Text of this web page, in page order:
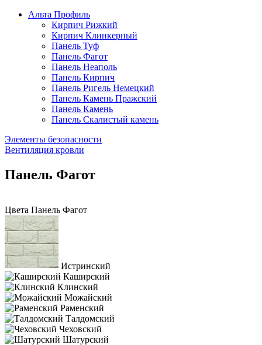
Альта Профиль
Кирпич Рижкий
Кирпич Клинкерный
Панель Туф
Панель Фагот
Панель Неаполь
Панель Кирпич
Панель Ригель Немецкий
Панель Камень Пражский
Панель Камень
Панель Скалистый камень
Элементы безопасности
Вентиляция кровли
Панель Фагот
Цвета Панель Фагот
Истринский
Каширский
Клинский
Можайский
Раменский
Талдомский
Чеховский
Шатурский